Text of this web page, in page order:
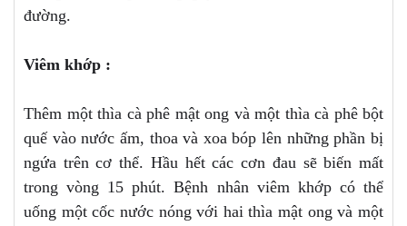
đường.
Viêm khớp :
Thêm một thìa cà phê mật ong và một thìa cà phê bột
quế vào nước ấm, thoa và xoa bóp lên những phần bị
ngứa trên cơ thể. Hầu hết các cơn đau sẽ biến mất
trong vòng 15 phút. Bệnh nhân viêm khớp có thể
uống một cốc nước nóng với hai thìa mật ong và một